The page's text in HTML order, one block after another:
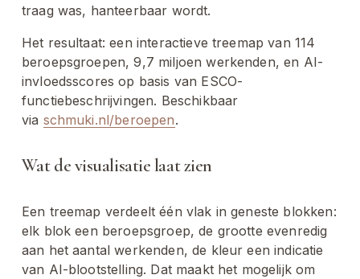
traag was, hanteerbaar wordt.
Het resultaat: een interactieve treemap van 114
beroepsgroepen, 9,7 miljoen werkenden, en AI-
invloedsscores op basis van ESCO-
functiebeschrijvingen. Beschikbaar
via schmuki.nl/beroepen.
Wat de visualisatie laat zien
Een treemap verdeelt één vlak in geneste blokken:
elk blok een beroepsgroep, de grootte evenredig
aan het aantal werkenden, de kleur een indicatie
van AI-blootstelling. Dat maakt het mogelijk om